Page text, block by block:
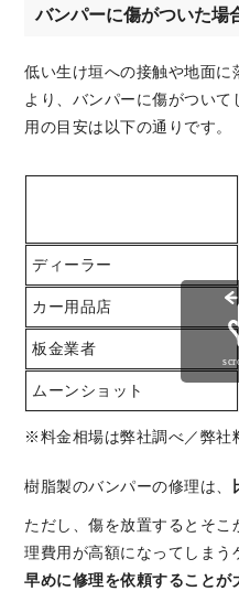
バンパーに傷がついた場
低い生け垣への接触や地面に
より、バンパーに傷がつい
用の目安は以下の通りです。
ディーラー
カー用品店
板金業者
ムーンショット
※料金相場は弊社調べ／弊社
樹脂製のバンパーの修理は、
ただし、傷を放置するとそ
理費用が高額になってしまう
早めに修理を依頼することが